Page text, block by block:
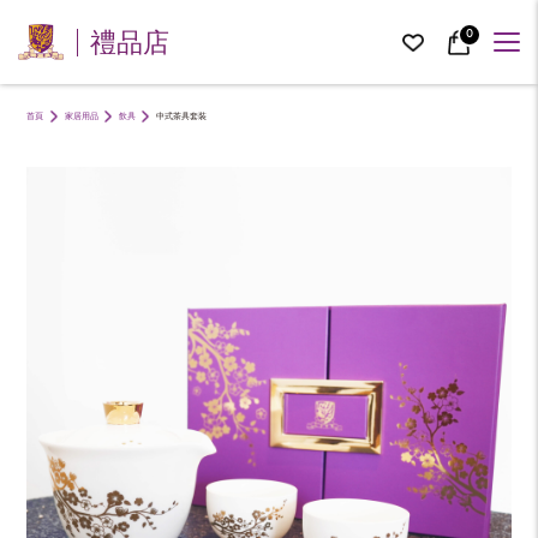
禮品店 0
首頁 家居用品 飲具 中式茶具套裝